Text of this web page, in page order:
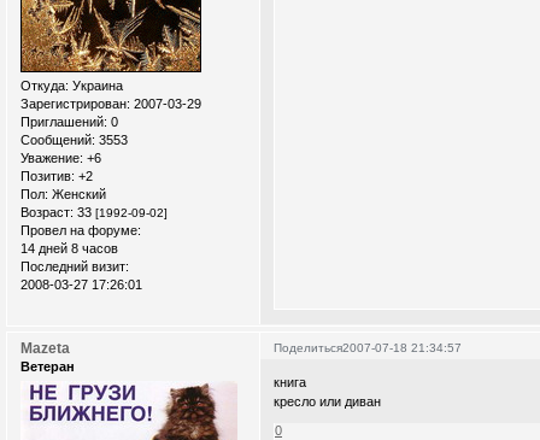
Откуда: Украина
Зарегистрирован: 2007-03-29
Приглашений: 0
Сообщений: 3553
Уважение: +6
Позитив: +2
Пол: Женский
Возраст: 33 [1992-09-02]
Провел на форуме:
14 дней 8 часов
Последний визит:
2008-03-27 17:26:01
Поделиться2007-07-18 21:34:57
Mazeta
Ветеран
книга
кресло или диван
0